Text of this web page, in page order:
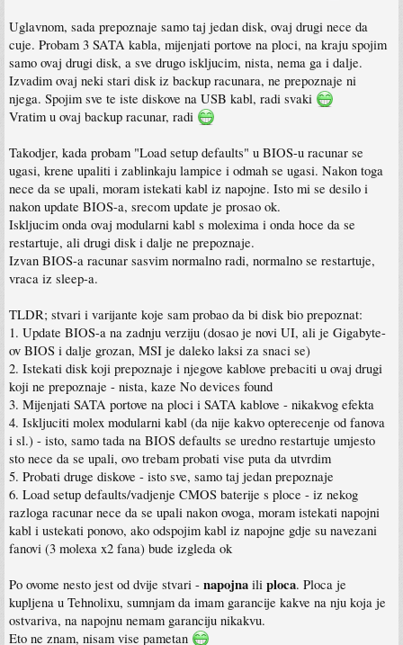
Uglavnom, sada prepoznaje samo taj jedan disk, ovaj drugi nece da
cuje. Probam 3 SATA kabla, mijenjati portove na ploci, na kraju spojim
samo ovaj drugi disk, a sve drugo iskljucim, nista, nema ga i dalje.
Izvadim ovaj neki stari disk iz backup racunara, ne prepoznaje ni
njega. Spojim sve te iste diskove na USB kabl, radi svaki
Vratim u ovaj backup racunar, radi
Takodjer, kada probam "Load setup defaults" u BIOS-u racunar se
ugasi, krene upaliti i zablinkaju lampice i odmah se ugasi. Nakon toga
nece da se upali, moram istekati kabl iz napojne. Isto mi se desilo i
nakon update BIOS-a, srecom update je prosao ok.
Iskljucim onda ovaj modularni kabl s molexima i onda hoce da se
restartuje, ali drugi disk i dalje ne prepoznaje.
Izvan BIOS-a racunar sasvim normalno radi, normalno se restartuje,
vraca iz sleep-a.
TLDR; stvari i varijante koje sam probao da bi disk bio prepoznat:
1. Update BIOS-a na zadnju verziju (dosao je novi UI, ali je Gigabyte-
ov BIOS i dalje grozan, MSI je daleko laksi za snaci se)
2. Istekati disk koji prepoznaje i njegove kablove prebaciti u ovaj drugi
koji ne prepoznaje - nista, kaze No devices found
3. Mijenjati SATA portove na ploci i SATA kablove - nikakvog efekta
4. Iskljuciti molex modularni kabl (da nije kakvo opterecenje od fanova
i sl.) - isto, samo tada na BIOS defaults se uredno restartuje umjesto
sto nece da se upali, ovo trebam probati vise puta da utvrdim
5. Probati druge diskove - isto sve, samo taj jedan prepoznaje
6. Load setup defaults/vadjenje CMOS baterije s ploce - iz nekog
razloga racunar nece da se upali nakon ovoga, moram istekati napojni
kabl i ustekati ponovo, ako odspojim kabl iz napojne gdje su navezani
fanovi (3 molexa x2 fana) bude izgleda ok
Po ovome nesto jest od dvije stvari - napojna ili ploca. Ploca je
kupljena u Tehnolixu, sumnjam da imam garancije kakve na nju koja je
ostvariva, na napojnu nemam garanciju nikakvu.
Eto ne znam, nisam vise pametan